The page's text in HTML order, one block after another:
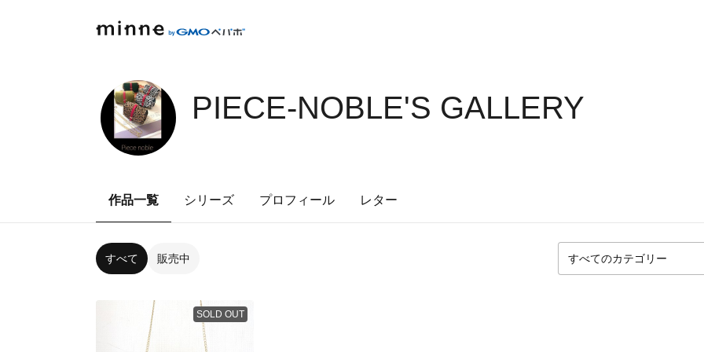
PIECE-NOBLE'S GALLERY
作品一覧 シリーズ プロフィール レター
すべて 販売中
SOLD OUT